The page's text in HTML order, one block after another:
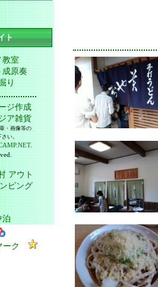
ト
教室
成原奏
り
ジ作成
ア雑貨
・画像等の
い。
.
泊